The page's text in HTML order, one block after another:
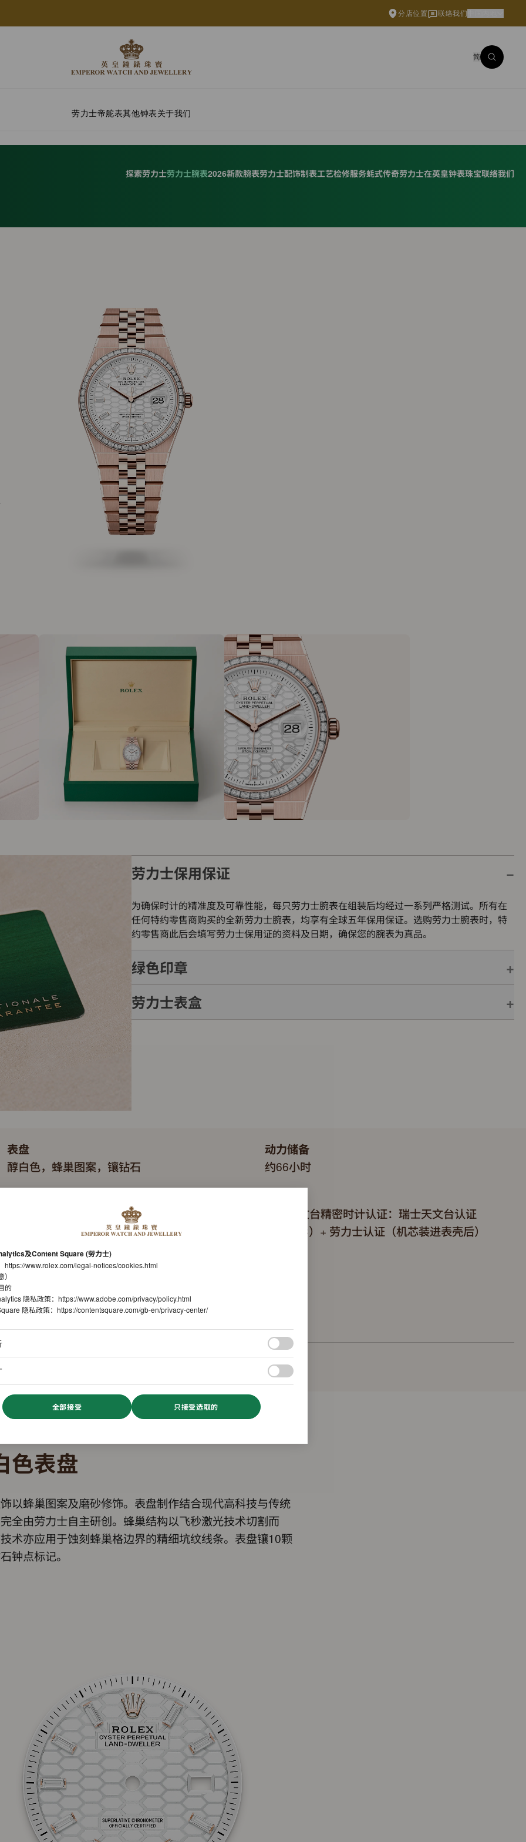
分店位置 联络我们
简
劳力士帝舵表其他钟表关于我们
探索劳力士劳力士腕表2026新款腕表劳力士配饰制表工艺检修服务蚝式传奇劳力士在英皇钟表珠宝联络我们
劳力士保用保证
为确保时计的精准度及可靠性能，每只劳力士腕表在组装后均经过一系列严格测试。所有在
任何特约零售商购买的全新劳力士腕表，均享有全球五年保用保证。选购劳力士腕表时，特
约零售商此后会填写劳力士保用证的资料及日期，确保您的腕表为真品。
绿色印章
每只劳力士腕表均附有全球五年保用保证，并附上绿色印章，此印章是超卓天文台精密时计
劳力士表盒
表盘
醇白色，蜂巢图案，镶钻石
纤薄纪念型（Flat Jubilee），五格实心链节
自动上链机械恒动机芯
机芯型号
劳力士7135型机芯
动力储备
约66小时
超卓天文台精密时计认证：瑞士天文台认证
（COSC）+ 劳力士认证（机芯装进表壳后）
色表盘
以蜂巢图案及磨砂修饰。表盘制作结合现代高科技与传统
全由劳力士自主研创。蜂巢结构以飞秒激光技术切割而
术亦应用于蚀刻蜂巢格边界的精细坑纹线条。表盘镶10颗
钟点标记。
及Content Square (勞力士)
https://www.rolex.com/legal-notices/cookies.html
的
隐私政策： https://www.adobe.com/privacy/policy.html
隐私政策： https://contentsquare.com/gb-en/privacy-center/
全部接受 只接受选取的